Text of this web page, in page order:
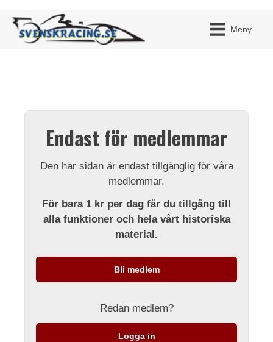
Meny
Endast för medlemmar
Den här sidan är endast tillgänglig för våra
medlemmar.
För bara 1 kr per dag får du tillgång till
alla funktioner och hela vårt historiska
material.
Bli medlem
Redan medlem?
Logga in